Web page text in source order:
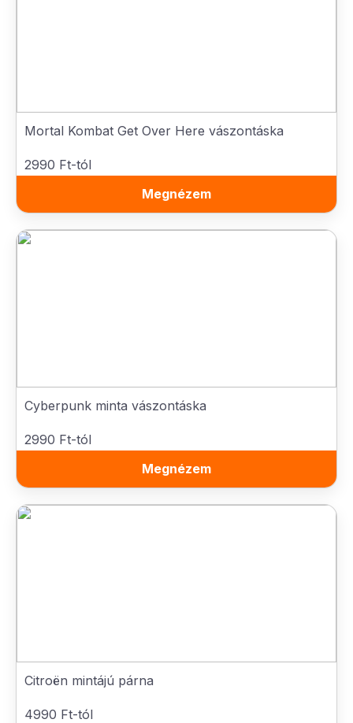
Mortal Kombat Get Over Here vászontáska
2990 Ft-tól
Megnézem
Cyberpunk minta vászontáska
2990 Ft-tól
Megnézem
Citroën mintájú párna
4990 Ft-tól